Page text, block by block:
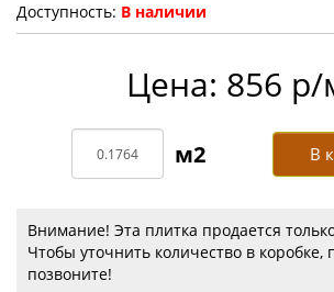
Доступность: В наличии
Цена: 856
В
Внимание! Эта плитка продается
Чтобы уточнить количество в коробке,
позвоните!